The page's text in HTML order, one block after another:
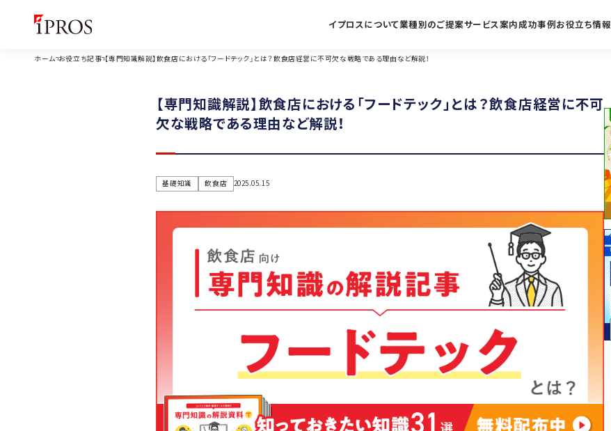
イプロスについて業種別のご提案サービス案内成功事例お役立ち情報
ホーム お役立ち記事 【専門知識解説】飲食店における「フードテック」とは？飲食店経営に不可欠な戦略である理由など解説！
【専門知識解説】飲食店における「フードテック」とは？飲食店経営に不可
欠な戦略である理由など解説！
基礎知識 飲食店 2025.05.15